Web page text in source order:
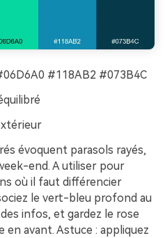
#118AB2 #073B4C
évoquent parasols rayés,
end. A utiliser pour
où il faut différencier
le vert-bleu profond au
infos, et gardez le rose
avant. Astuce : appliquez